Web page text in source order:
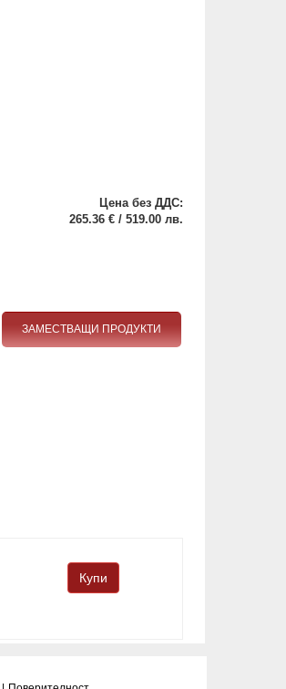
Цена без ДДС:
265.36 € / 519.00 лв.
ЗАМЕСТВАЩИ ПРОДУКТИ